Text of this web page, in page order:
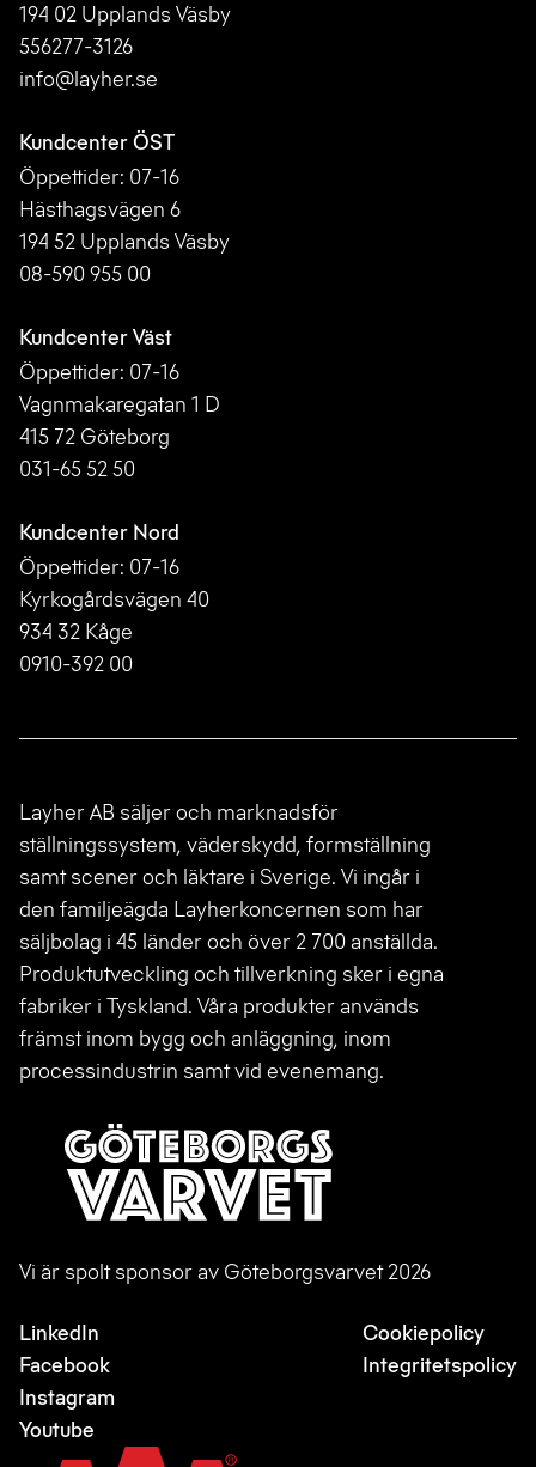
194 02 Upplands Väsby
556277-3126
info@layher.se
Kundcenter ÖST
Öppettider: 07-16
Hästhagsvägen 6
194 52 Upplands Väsby
08-590 955 00
Kundcenter Väst
Öppettider: 07-16
Vagnmakaregatan 1 D
415 72 Göteborg
031-65 52 50
Kundcenter Nord
Öppettider: 07-16
Kyrkogårdsvägen 40
934 32 Kåge
0910-392 00
Layher AB säljer och marknadsför
ställningssystem, väderskydd, formställning
samt scener och läktare i Sverige. Vi ingår i
den familjeägda Layherkoncernen som har
säljbolag i 45 länder och över 2 700 anställda.
Produktutveckling och tillverkning sker i egna
fabriker i Tyskland. Våra produkter används
främst inom bygg och anläggning, inom
processindustrin samt vid evenemang.
Vi är spolt sponsor av Göteborgsvarvet 2026
LinkedIn
Facebook
Instagram
Youtube
Cookiepolicy
Integritetspolicy